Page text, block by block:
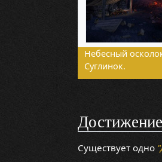
Небесный
Суглинок.
Достижение
Существует одно